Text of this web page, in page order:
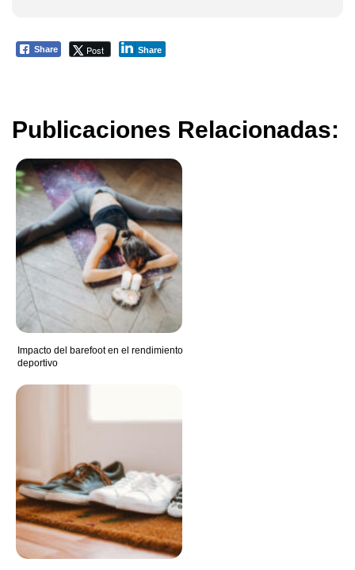
Share Post Share
Publicaciones Relacionadas:
Impacto del barefoot en el rendimiento
deportivo